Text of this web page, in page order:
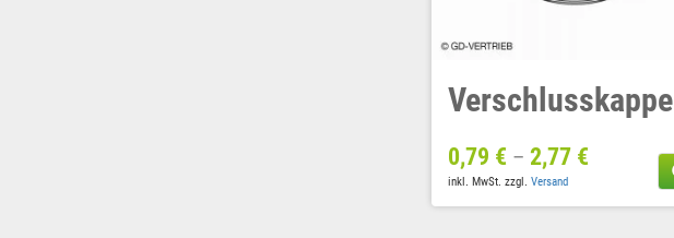
Verschlusskappe
0,79 € – 2,77 €
inkl. MwSt. zzgl. Versand